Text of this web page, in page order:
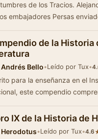
de los Tracios.
embajadores Persas
de la Historia
Andrés Bello•Leído por Tux•
para la enseñanza en el
este compendio
IX de la Historia de
Herodotus•Leído por Tux•4.6